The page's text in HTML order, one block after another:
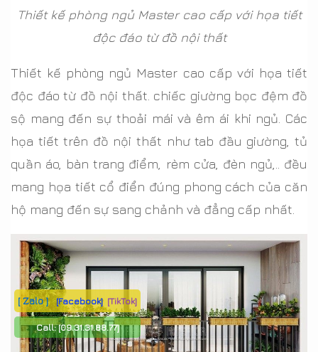
Thiết kế phòng ngủ Master cao cấp với họa tiết
độc đáo từ đồ nội thất
Thiết kế phòng ngủ Master cao cấp với họa tiết
độc đáo từ đồ nội thất. chiếc giường bọc đệm đồ
sộ mang đến sự thoải mái và êm ái khi ngủ. Các
họa tiết trên đồ nội thất như tab đầu giường, tủ
quần áo, bàn trang điểm, rèm cửa, đèn ngủ,.. đều
mang họa tiết cổ điển đúng phong cách của căn
hộ mang đến sự sang chảnh và đẳng cấp nhất.
[ Zalo ] [Facebook] [TikTok]
Call:[09.31.31.88.77]